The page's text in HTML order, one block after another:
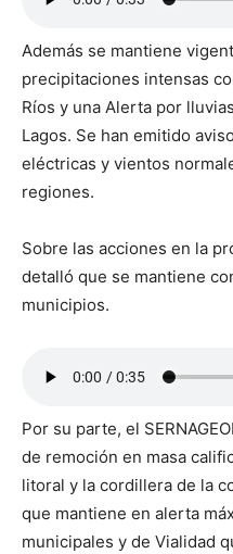
Además se mantiene
precipitaciones intensas
Ríos y una Alerta por
Lagos. Se han emitido
eléctricas y vientos
regiones.
Sobre las acciones en la
detalló que se mantiene
municipios.
Por su parte, el
de remoción en masa
litoral y la cordillera de la
que mantiene en alerta
municipales y de Vialidad